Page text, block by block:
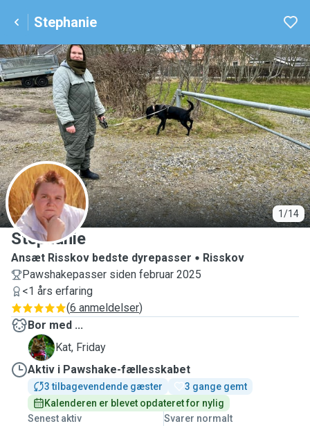
Stephanie
1/14
S
Stephanie
Ansæt Risskov bedste dyrepasser
Risskov
Pawshakepasser siden februar 2025
<1 års erfaring
(6 anmeldelser)
Bor med ...
F
Kat, Friday
Aktiv i Pawshake-fællesskabet
3 tilbagevendende gæster
3 gange gemt
Kalenderen er blevet opdateret for nylig
Senest aktiv
Svarer normalt